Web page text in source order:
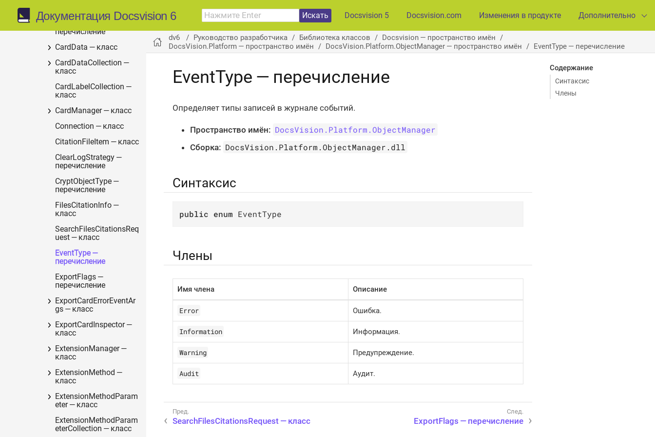
Документация Docsvision 6 Искать Docsvision 5 Docsvision.com Изменения в продукте Дополнительно
ArchiveState —
перечисление
CardData — класс
CardDataCollection —
класс
CardLabelCollection —
класс
CardManager — класс
Connection — класс
CitationFileItem — класс
ClearLogStrategy —
перечисление
CryptObjectType —
перечисление
FilesCitationInfo —
класс
SearchFilesCitationsReq
uest — класс
EventType —
перечисление
ExportFlags —
перечисление
ExportCardErrorEventAr
gs — класс
ExportCardInspector —
класс
ExtensionManager —
класс
ExtensionMethod —
класс
ExtensionMethodParam
eter — класс
ExtensionMethodParam
eterCollection — класс
dv6 Руководство разработчика Библиотека классов
Docsvision — пространство имён
DocsVision.Platform — пространство имён
DocsVision.Platform.ObjectManager — пространство имён EventType — перечисление
Содержание
Синтаксис
Члены
EventType — перечисление
Определяет типы записей в журнале событий.
Пространство имён: DocsVision.Platform.ObjectManager
Сборка: DocsVision.Platform.ObjectManager.dll
Синтаксис
public enum EventType
Члены
Имя члена Описание
Error Ошибка.
Information Информация.
Warning Предупреждение.
Audit Аудит.
SearchFilesCitationsRequest — класс ExportFlags — перечисление